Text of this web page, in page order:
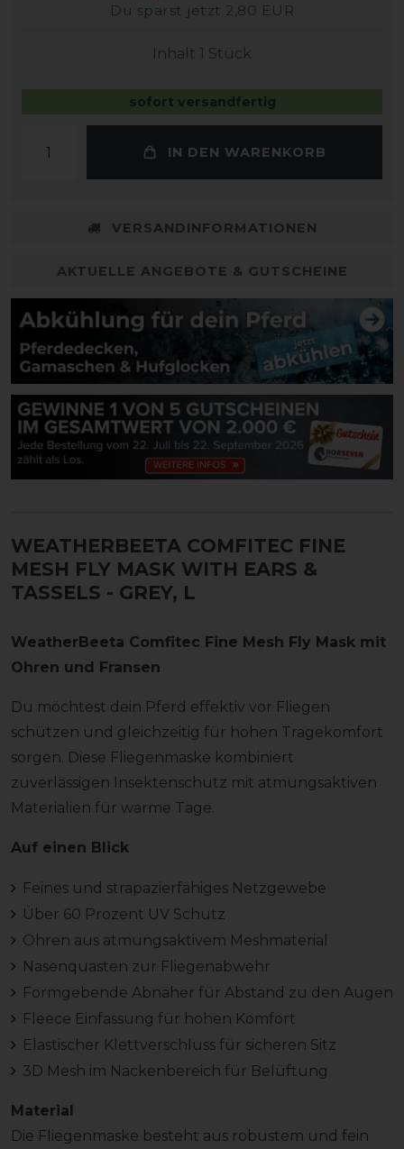
Du sparst jetzt 2,80 EUR
Inhalt 1 Stück
sofort versandfertig
IN DEN WARENKORB
VERSANDINFORMATIONEN
AKTUELLE ANGEBOTE & GUTSCHEINE
WEATHERBEETA COMFITEC FINE
MESH FLY MASK WITH EARS &
TASSELS - GREY, L
WeatherBeeta Comfitec Fine Mesh Fly Mask mit
Ohren und Fransen
Du möchtest dein Pferd effektiv vor Fliegen
schützen und gleichzeitig für hohen Tragekomfort
sorgen. Diese Fliegenmaske kombiniert
zuverlässigen Insektenschutz mit atmungsaktiven
Materialien für warme Tage.
Auf einen Blick
Feines und strapazierfähiges Netzgewebe
Über 60 Prozent UV Schutz
Ohren aus atmungsaktivem Meshmaterial
Nasenquasten zur Fliegenabwehr
Formgebende Abnäher für Abstand zu den Augen
Fleece Einfassung für hohen Komfort
Elastischer Klettverschluss für sicheren Sitz
3D Mesh im Nackenbereich für Belüftung
Material
Die Fliegenmaske besteht aus robustem und fein